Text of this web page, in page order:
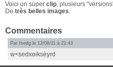
Voici un super clip, plusieurs
De très belles images.
Commentaires
Par fsedg le 12/08/11 à 21:43
w<sedxoiksèyrd